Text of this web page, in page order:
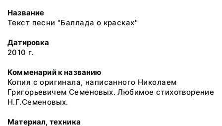
Название
Текст песни "Баллада о красках"
Датировка
2010 г.
Комменарий к названию
Копия с оригинала, написанного Николаем
Григорьевичем Семеновых. Любимое стихотворение
Н.Г.Семеновых.
Материал, техника